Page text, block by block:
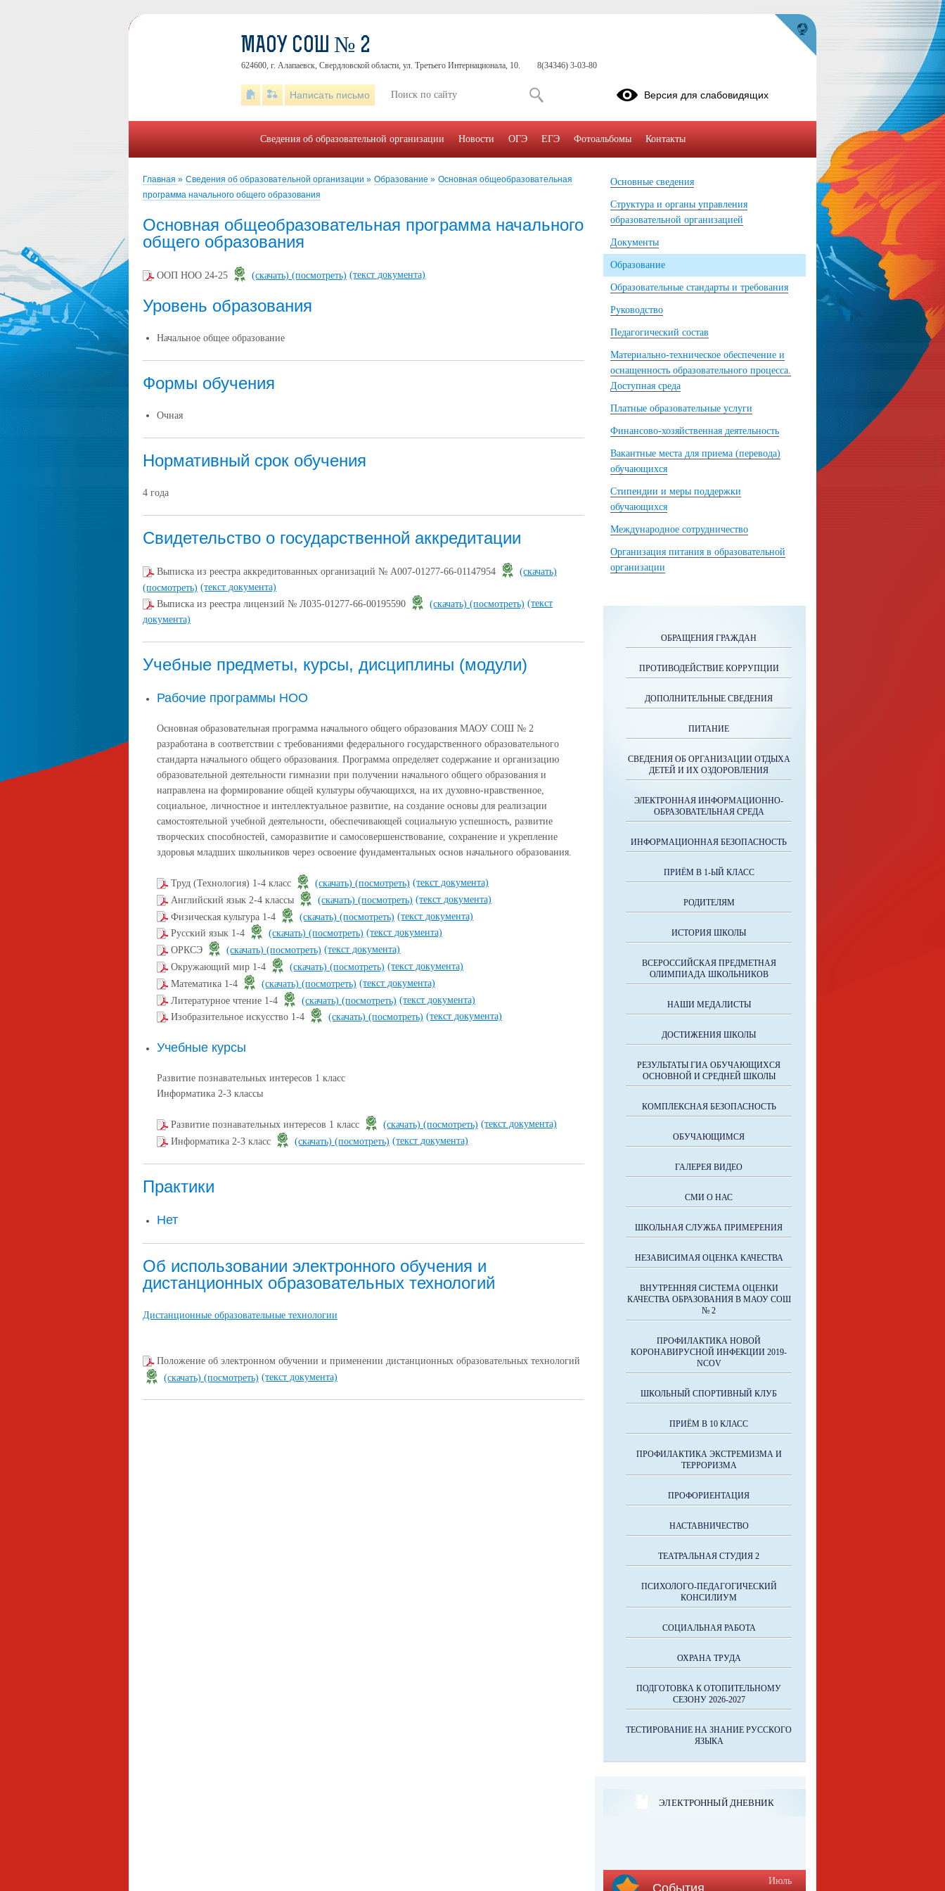
Главная » Сведения об образовательной организации » Образование » Основная общеобразовательная
программа начального общего образования
Основная общеобразовательная программа начального
общего образования
ООП НОО 24-25 (скачать) (посмотреть) (текст документа)
Уровень образования
Начальное общее образование
Формы обучения
Очная
Нормативный срок обучения
4 года
Свидетельство о государственной аккредитации
Выписка из реестра аккредитованных организаций № А007-01277-66-01147954
(скачать)
(посмотреть) (текст документа)
Выписка из реестра лицензий № Л035-01277-66-00195590
(скачать) (посмотреть) (текст
документа)
Учебные предметы, курсы, дисциплины (модули)
Рабочие программы НОО
Основная образовательная программа начального общего образования МАОУ СОШ № 2
разработана в соответствии с требованиями федерального государственного образовательного
стандарта начального общего образования. Программа определяет содержание и организацию
образовательной деятельности гимназии при получении начального общего образования и
направлена на формирование общей культуры обучающихся, на их духовно-нравственное,
социальное, личностное и интеллектуальное развитие, на создание основы для реализации
самостоятельной учебной деятельности, обеспечивающей социальную успешность, развитие
творческих способностей, саморазвитие и самосовершенствование, сохранение и укрепление
здоровья младших школьников через освоение фундаментальных основ начального образования.
Труд (Технология) 1-4 класс (скачать) (посмотреть) (текст документа)
Английский язык 2-4 классы
(скачать) (посмотреть) (текст документа)
Физическая культура 1-4
(скачать) (посмотреть) (текст документа)
Русский язык 1-4
(скачать) (посмотреть) (текст документа)
ОРКСЭ
(скачать) (посмотреть) (текст документа)
Окружающий мир 1-4
(скачать) (посмотреть) (текст документа)
Математика 1-4
(скачать) (посмотреть) (текст документа)
Литературное чтение 1-4
(скачать) (посмотреть) (текст документа)
Изобразительное искусство 1-4
(скачать) (посмотреть) (текст документа)
Учебные курсы
Развитие познавательных интересов 1 класс
Информатика 2-3 классы
Развитие познавательных интересов 1 класс (скачать) (посмотреть) (текст документа)
Информатика 2-3 класс
(скачать) (посмотреть) (текст документа)
Практики
Нет
Об использовании электронного обучения и
дистанционных образовательных технологий
Дистанционные образовательные технологии
Положение об электронном обучении и применении дистанционных образовательных технологий
(скачать) (посмотреть) (текст документа)
Основные сведения
Структура и органы управления
образовательной организацией
Документы
Образование
Образовательные стандарты и требования
Руководство
Педагогический состав
Материально-техническое обеспечение и
оснащенность образовательного процесса.
Доступная среда
Платные образовательные услуги
Финансово-хозяйственная деятельность
Вакантные места для приема (перевода)
обучающихся
Стипендии и меры поддержки
обучающихся
Международное сотрудничество
Организация питания в образовательной
организации
ОБРАЩЕНИЯ ГРАЖДАН
ПРОТИВОДЕЙСТВИЕ КОРРУПЦИИ
ДОПОЛНИТЕЛЬНЫЕ СВЕДЕНИЯ
ПИТАНИЕ
СВЕДЕНИЯ ОБ ОРГАНИЗАЦИИ ОТДЫХА
ДЕТЕЙ И ИХ ОЗДОРОВЛЕНИЯ
ЭЛЕКТРОННАЯ ИНФОРМАЦИОННО-
ОБРАЗОВАТЕЛЬНАЯ СРЕДА
ИНФОРМАЦИОННАЯ БЕЗОПАСНОСТЬ
ПРИЁМ В 1-ЫЙ КЛАСС
РОДИТЕЛЯМ
ИСТОРИЯ ШКОЛЫ
ВСЕРОССИЙСКАЯ ПРЕДМЕТНАЯ
ОЛИМПИАДА ШКОЛЬНИКОВ
НАШИ МЕДАЛИСТЫ
ДОСТИЖЕНИЯ ШКОЛЫ
РЕЗУЛЬТАТЫ ГИА ОБУЧАЮЩИХСЯ
ОСНОВНОЙ И СРЕДНЕЙ ШКОЛЫ
КОМПЛЕКСНАЯ БЕЗОПАСНОСТЬ
ОБУЧАЮЩИМСЯ
ГАЛЕРЕЯ ВИДЕО
СМИ О НАС
ШКОЛЬНАЯ СЛУЖБА ПРИМЕРЕНИЯ
НЕЗАВИСИМАЯ ОЦЕНКА КАЧЕСТВА
ВНУТРЕННЯЯ СИСТЕМА ОЦЕНКИ
КАЧЕСТВА ОБРАЗОВАНИЯ В МАОУ СОШ
№ 2
ПРОФИЛАКТИКА НОВОЙ
КОРОНАВИРУСНОЙ ИНФЕКЦИИ 2019-
NCOV
ШКОЛЬНЫЙ СПОРТИВНЫЙ КЛУБ
ПРИЁМ В 10 КЛАСС
ПРОФИЛАКТИКА ЭКСТРЕМИЗМА И
ТЕРРОРИЗМА
ПРОФОРИЕНТАЦИЯ
НАСТАВНИЧЕСТВО
ТЕАТРАЛЬНАЯ СТУДИЯ 2
ПСИХОЛОГО-ПЕДАГОГИЧЕСКИЙ
КОНСИЛИУМ
СОЦИАЛЬНАЯ РАБОТА
ОХРАНА ТРУДА
ПОДГОТОВКА К ОТОПИТЕЛЬНОМУ
СЕЗОНУ 2026-2027
ТЕСТИРОВАНИЕ НА ЗНАНИЕ РУССКОГО
ЯЗЫКА
ЭЛЕКТРОННЫЙ ДНЕВНИК
События
Июль
МАОУ СОШ № 2
624600, г. Алапаевск, Свердловской области, ул. Третьего Интернационала, 10. 8(34346) 3-03-80
Написать письмо Версия для слабовидящих
Сведения об образовательной организации Новости ОГЭ ЕГЭ Фотоальбомы Контакты